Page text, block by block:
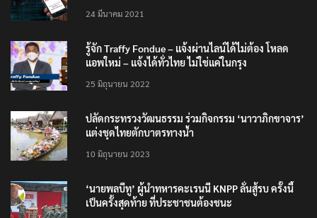
24 มีนาคม 2021
รู้จัก Traffy Fondue – แจ้งผ่านไลน์ได้ไม่ต้อง โหลด
แอพใหม่ – แจ้งได้ทั่วไทย ไม่ใช่แค่ในกรุง
25 มิถุนายน 2022
ปลัดกระทรวงวัฒนธรรม ร่วมกิจกรรม ‘นาวาภิกขาจาร’
แต่งชุดไทยตักบาตรทางน้ำ
10 มิถุนายน 2023
‘นายพลบีทู’ ผู้นำทหารคะเรนนี KNPP ลั่นสู้รบ ครั้งนี้
เป็นครั้งสุดท้าย ที่ประชาชนต้องชนะ